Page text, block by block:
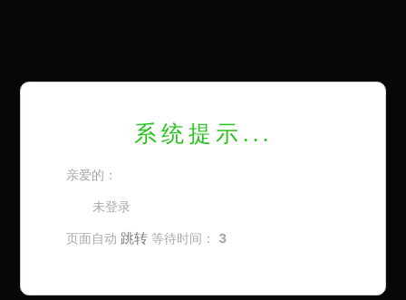
系统提示...
亲爱的：
未登录
页面自动 跳转 等待时间： 3